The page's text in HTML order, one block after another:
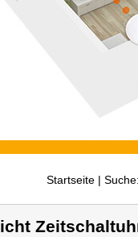
Startseite | Suche: